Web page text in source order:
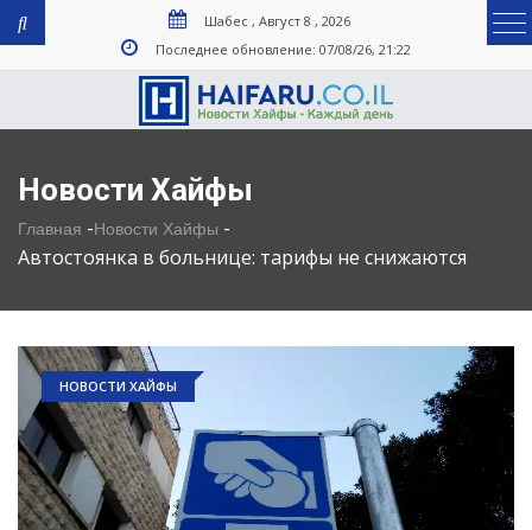
Шабес , Август 8 , 2026
Последнее обновление: 07/08/26, 21:22
Новости Хайфы
Главная -Новости Хайфы -
Автостоянка в больнице: тарифы не снижаются
НОВОСТИ ХАЙФЫ